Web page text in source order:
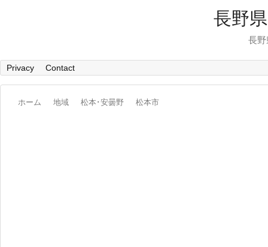
長野
長
Privacy Contact
ホーム 地域 松本･安曇野 松本市